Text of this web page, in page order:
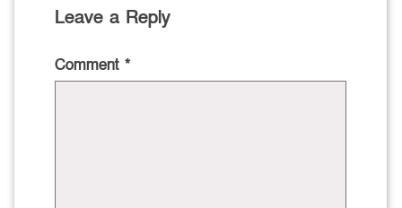
Leave a Reply
Comment *